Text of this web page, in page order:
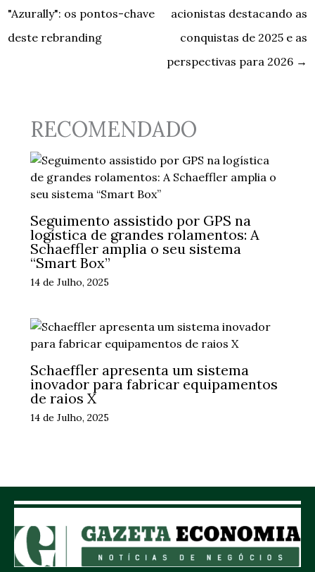
"Azurally": os pontos-chave
deste rebranding
acionistas destacando as
conquistas de 2025 e as
perspectivas para 2026 →
RECOMENDADO
Seguimento assistido por GPS na
logística de grandes rolamentos: A
Schaeffler amplia o seu sistema
“Smart Box”
14 de Julho, 2025
Schaeffler apresenta um sistema
inovador para fabricar equipamentos
de raios X
14 de Julho, 2025